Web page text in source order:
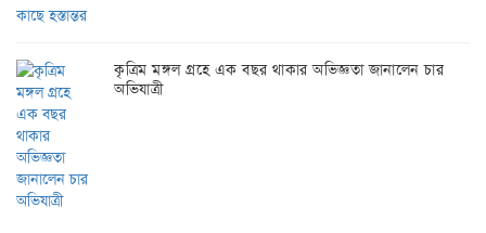
কৃত্রিম মঙ্গল গ্রহে এক বছর থাকার অভিজ্ঞতা জানালেন চার
অভিযাত্রী